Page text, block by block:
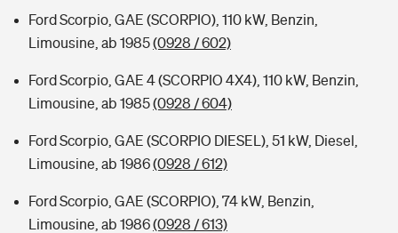
Ford Scorpio, GAE (SCORPIO), 110 kW, Benzin,
Limousine, ab 1985(0928 / 602)
Ford Scorpio, GAE 4 (SCORPIO 4X4), 110 kW, Benzin,
Limousine, ab 1985(0928 / 604)
Ford Scorpio, GAE (SCORPIO DIESEL), 51 kW, Diesel,
Limousine, ab 1986(0928 / 612)
Ford Scorpio, GAE (SCORPIO), 74 kW, Benzin,
Limousine, ab 1986(0928 / 613)